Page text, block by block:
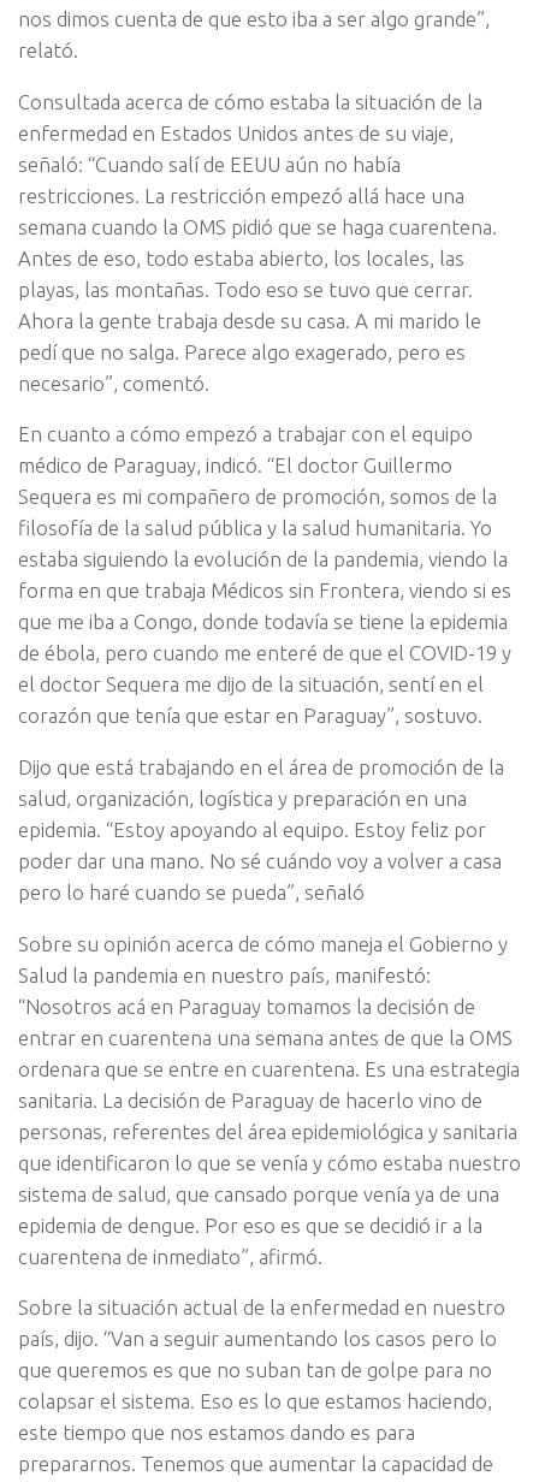
nos dimos cuenta de que esto iba a ser algo grande”,
relató.
Consultada acerca de cómo estaba la situación de la
enfermedad en Estados Unidos antes de su viaje,
señaló: “Cuando salí de EEUU aún no había
restricciones. La restricción empezó allá hace una
semana cuando la OMS pidió que se haga cuarentena.
Antes de eso, todo estaba abierto, los locales, las
playas, las montañas. Todo eso se tuvo que cerrar.
Ahora la gente trabaja desde su casa. A mi marido le
pedí que no salga. Parece algo exagerado, pero es
necesario”, comentó.
En cuanto a cómo empezó a trabajar con el equipo
médico de Paraguay, indicó. “El doctor Guillermo
Sequera es mi compañero de promoción, somos de la
filosofía de la salud pública y la salud humanitaria. Yo
estaba siguiendo la evolución de la pandemia, viendo la
forma en que trabaja Médicos sin Frontera, viendo si es
que me iba a Congo, donde todavía se tiene la epidemia
de ébola, pero cuando me enteré de que el COVID-19 y
el doctor Sequera me dijo de la situación, sentí en el
corazón que tenía que estar en Paraguay”, sostuvo.
Dijo que está trabajando en el área de promoción de la
salud, organización, logística y preparación en una
epidemia. “Estoy apoyando al equipo. Estoy feliz por
poder dar una mano. No sé cuándo voy a volver a casa
pero lo haré cuando se pueda”, señaló
Sobre su opinión acerca de cómo maneja el Gobierno y
Salud la pandemia en nuestro país, manifestó:
“Nosotros acá en Paraguay tomamos la decisión de
entrar en cuarentena una semana antes de que la OMS
ordenara que se entre en cuarentena. Es una estrategia
sanitaria. La decisión de Paraguay de hacerlo vino de
personas, referentes del área epidemiológica y sanitaria
que identificaron lo que se venía y cómo estaba nuestro
sistema de salud, que cansado porque venía ya de una
epidemia de dengue. Por eso es que se decidió ir a la
cuarentena de inmediato”, afirmó.
Sobre la situación actual de la enfermedad en nuestro
país, dijo. “Van a seguir aumentando los casos pero lo
que queremos es que no suban tan de golpe para no
colapsar el sistema. Eso es lo que estamos haciendo,
este tiempo que nos estamos dando es para
prepararnos. Tenemos que aumentar la capacidad de